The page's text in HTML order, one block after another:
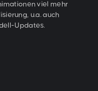
viel mehr
u.a. auch
Updates.